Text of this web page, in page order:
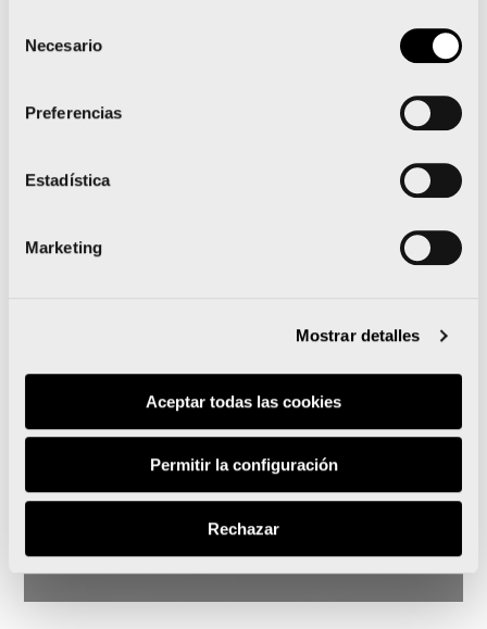
Necesario
Preferencias
Estadística
Marketing
Mostrar detalles
Aceptar todas las cookies
Permitir la configuración
Rechazar
La 15K Nocturna Valencia
camiseta oficial
sostenible e inspirada en
el Mediterráneo
Leer noticia